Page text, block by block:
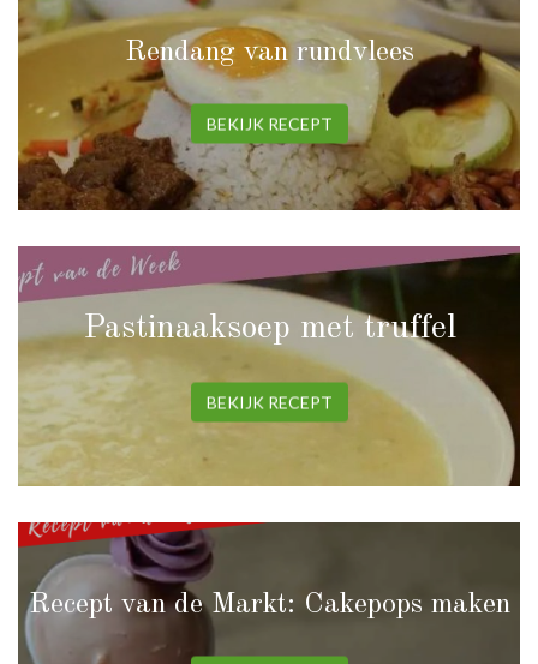
Rendang van rundvlees
BEKIJK RECEPT
Pastinaaksoep met truffel
BEKIJK RECEPT
Recept van de Markt: Cakepops maken